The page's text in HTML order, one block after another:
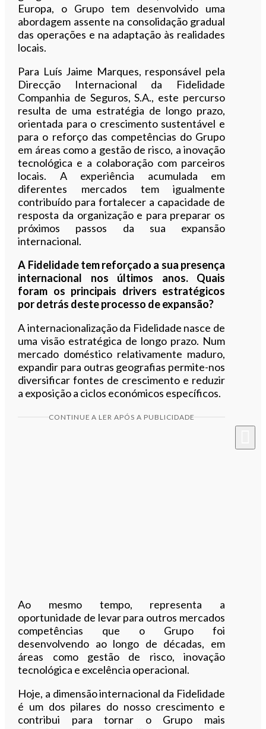
Europa, o Grupo tem desenvolvido uma
abordagem assente na consolidação gradual
das operações e na adaptação às realidades
locais.
Para Luís Jaime Marques, responsável pela
Direcção Internacional da Fidelidade
Companhia de Seguros, S.A., este percurso
resulta de uma estratégia de longo prazo,
orientada para o crescimento sustentável e
para o reforço das competências do Grupo
em áreas como a gestão de risco, a inovação
tecnológica e a colaboração com parceiros
locais. A experiência acumulada em
diferentes mercados tem igualmente
contribuído para fortalecer a capacidade de
resposta da organização e para preparar os
próximos passos da sua expansão
internacional.
A Fidelidade tem reforçado a sua presença
internacional nos últimos anos. Quais
foram os principais drivers estratégicos
por detrás deste processo de expansão?
A internacionalização da Fidelidade nasce de
uma visão estratégica de longo prazo. Num
mercado doméstico relativamente maduro,
expandir para outras geografias permite-nos
diversificar fontes de crescimento e reduzir
a exposição a ciclos económicos específicos.
CONTINUE A LER APÓS A PUBLICIDADE
Ao mesmo tempo, representa a
oportunidade de levar para outros mercados
competências que o Grupo foi
desenvolvendo ao longo de décadas, em
áreas como gestão de risco, inovação
tecnológica e excelência operacional.
Hoje, a dimensão internacional da Fidelidade
é um dos pilares do nosso crescimento e
contribui para tornar o Grupo mais